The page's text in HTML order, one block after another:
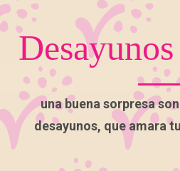
una buena sorpresa
desayunos, que amara